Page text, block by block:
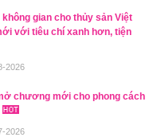
gian cho thủy sản Việt
với tiêu chí xanh hơn, tiện
2026
chương mới cho phong cách
2026